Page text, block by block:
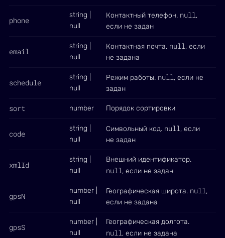
phone
string |
null
Контактный телефон. null,
если не задан
email
string |
null
Контактная почта. null, если
не задана
schedule
string |
null
Режим работы. null, если не
задан
sort number Порядок сортировки
code
string |
null
Символьный код. null, если
не задан
xmlId
string |
null
Внешний идентификатор.
null, если не задан
gpsN
number |
null
Географическая широта. null,
если не задана
gpsS
number |
null
Географическая долгота.
null, если не задана